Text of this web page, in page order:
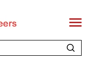
T
o
l